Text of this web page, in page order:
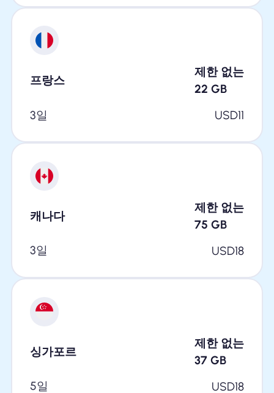
프랑스
제한 없는
22 GB
3일
USD11
캐나다
제한 없는
75 GB
3일
USD18
싱가포르
제한 없는
37 GB
5일
USD18